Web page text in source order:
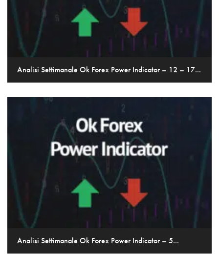
Analisi Settimanale Ok Forex Power Indicator – 12 – 17...
Analisi Settimanale Ok Forex Power Indicator – 5...